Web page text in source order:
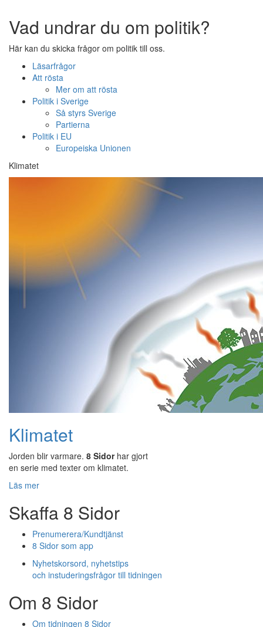
Vad undrar du om politik?
Här kan du skicka frågor om politik till oss.
Läsarfrågor
Att rösta
Mer om att rösta
Politik i Sverige
Så styrs Sverige
Partierna
Politik i EU
Europeiska Unionen
Klimatet
Klimatet
Jorden blir varmare. 8 Sidorhar gjort
en serie med texter om klimatet.
Läs mer
Skaffa 8 Sidor
Prenumerera/Kundtjänst
8 Sidor som app
Nyhetskorsord, nyhetstips
och instuderingsfrågor till tidningen
Om 8 Sidor
Om tidningen 8 Sidor